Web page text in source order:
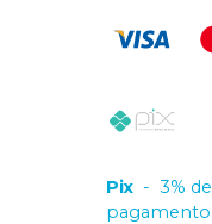
Pix - 3%
pagamento